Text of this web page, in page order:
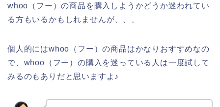
whoo（フー）の商品を購入しようかどうか迷われてい
る方もいるかもしれませんが、、、
個人的にはwhoo（フー）の商品はかなりおすすめなの
で、whoo（フー）の購入を迷っている人は一度試して
みるのもありだと思いますよ♪